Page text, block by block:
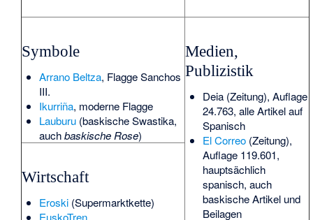
Symbole
Arrano Beltza, Flagge Sanchos
III.
Ikurriña, moderne Flagge
Lauburu(baskische Swastika,
auchbaskische Rose)
Medien,
Publizistik
Deia(Zeitung), Auflage
24.763, alle Artikel auf
Spanisch
El Correo(Zeitung),
Auflage 119.601,
hauptsächlich
spanisch, auch
baskische Artikel und
Beilagen
Wirtschaft
Eroski(Supermarktkette)
EuskoTren